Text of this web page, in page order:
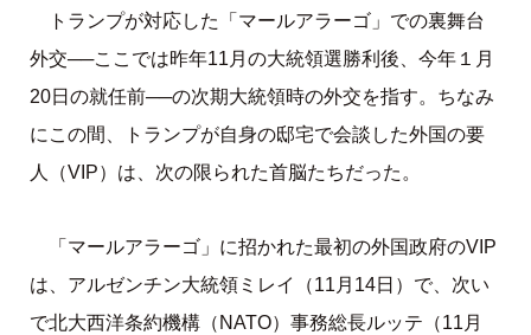
トランプが対応した「マールアラーゴ」での裏舞台
外交──ここでは昨年11月の大統領選勝利後、今年１月
20日の就任前──の次期大統領時の外交を指す。ちなみ
にこの間、トランプが自身の邸宅で会談した外国の要
人（VIP）は、次の限られた首脳たちだった。
「マールアラーゴ」に招かれた最初の外国政府のVIP
は、アルゼンチン大統領ミレイ（11月14日）で、次い
で北大西洋条約機構（NATO）事務総長ルッテ（11月